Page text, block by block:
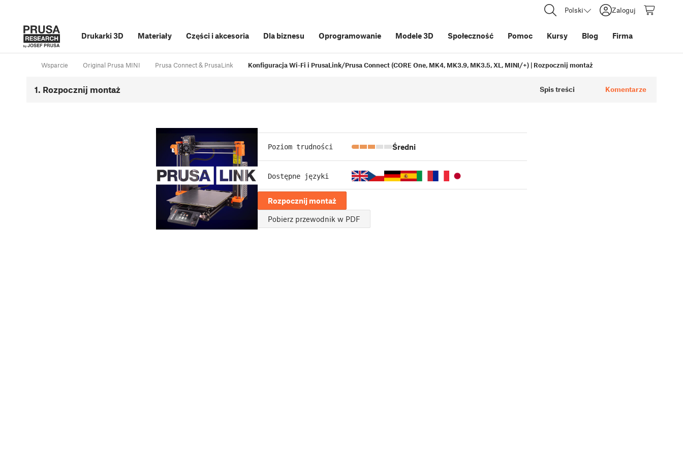
Polski Zaloguj
Drukarki 3D Materiały Części i akcesoria Dla biznesu Oprogramowanie Modele 3D Społeczność Pomoc Kursy Blog Firma
Wsparcie Original Prusa MINI Prusa Connect & PrusaLink Konfiguracja Wi-Fi i PrusaLink/Prusa Connect (CORE One, MK4, MK3.9, MK3.5, XL, MINI/+) | Rozpocznij montaż
1. Rozpocznij montaż Spis treści Komentarze
Poziom trudności Średni
Dostępne języki
Rozpocznij montaż
Pobierz przewodnik w PDF